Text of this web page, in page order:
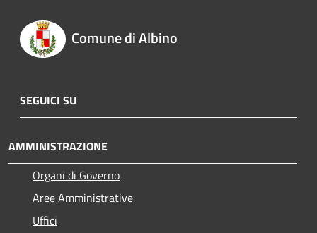
Comune di Albino
SEGUICI SU
AMMINISTRAZIONE
Organi di Governo
Aree Amministrative
Uffici